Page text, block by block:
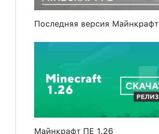
Последняя версия Майнкрафт
Майнкрафт ПЕ 1.26